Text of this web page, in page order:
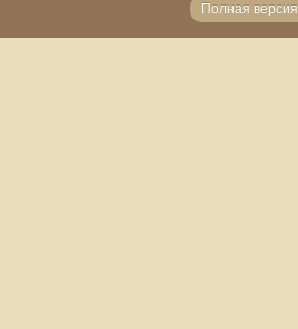
Полная версия